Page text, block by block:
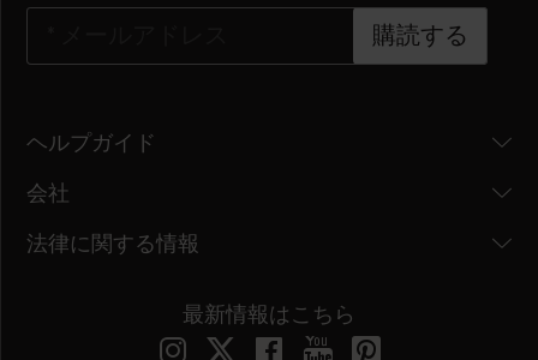
購読する
ヘルプガイド
会社
法律に関する情報
最新情報はこちら